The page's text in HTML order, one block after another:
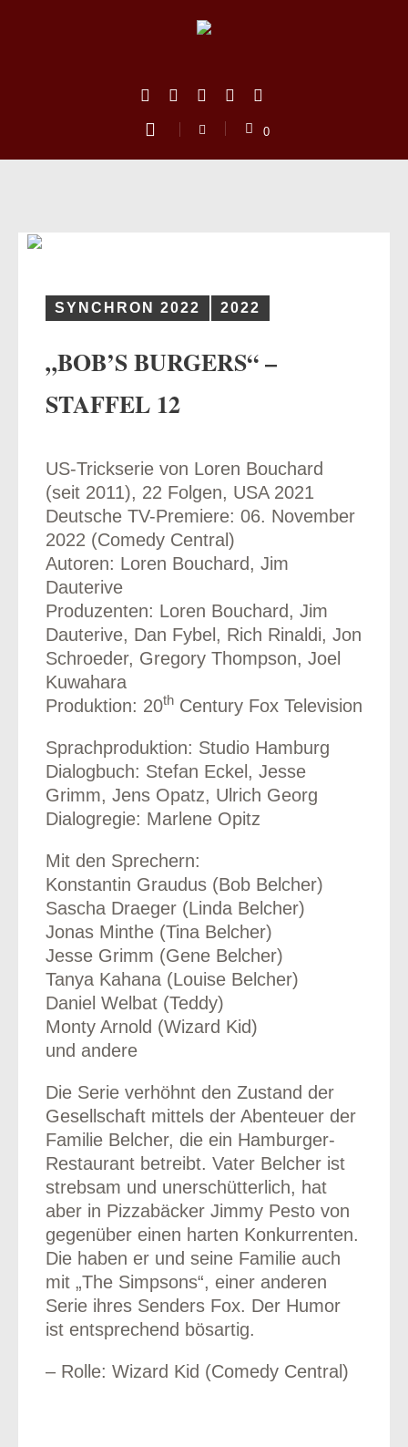
0
SYNCHRON 2022 2022
„BOB’S BURGERS“ –
STAFFEL 12
US-Trickserie von Loren Bouchard
(seit 2011), 22 Folgen, USA 2021
Deutsche TV-Premiere: 06. November
2022 (Comedy Central)
Autoren: Loren Bouchard, Jim
Dauterive
Produzenten: Loren Bouchard, Jim
Dauterive, Dan Fybel, Rich Rinaldi, Jon
Schroeder, Gregory Thompson, Joel
Kuwahara
Produktion: 20thCentury Fox Television
Sprachproduktion: Studio Hamburg
Dialogbuch: Stefan Eckel, Jesse
Grimm, Jens Opatz, Ulrich Georg
Dialogregie: Marlene Opitz
Mit den Sprechern:
Konstantin Graudus (Bob Belcher)
Sascha Draeger (Linda Belcher)
Jonas Minthe (Tina Belcher)
Jesse Grimm (Gene Belcher)
Tanya Kahana (Louise Belcher)
Daniel Welbat (Teddy)
Monty Arnold (Wizard Kid)
und andere
Die Serie verhöhnt den Zustand der
Gesellschaft mittels der Abenteuer der
Familie Belcher, die ein Hamburger-
Restaurant betreibt. Vater Belcher ist
strebsam und unerschütterlich, hat
aber in Pizzabäcker Jimmy Pesto von
gegenüber einen harten Konkurrenten.
Die haben er und seine Familie auch
mit „The Simpsons“, einer anderen
Serie ihres Senders Fox. Der Humor
ist entsprechend bösartig.
– Rolle: Wizard Kid (Comedy Central)